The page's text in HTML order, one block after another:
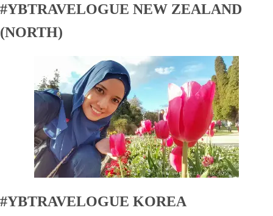
#YBTRAVELOGUE NEW ZEALAND
(NORTH)
#YBTRAVELOGUE KOREA